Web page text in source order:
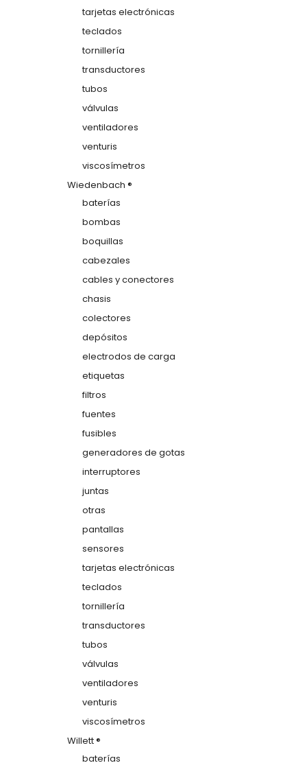
tarjetas electrónicas
teclados
tornillería
transductores
tubos
válvulas
ventiladores
venturis
viscosímetros
Wiedenbach ®
baterías
bombas
boquillas
cabezales
cables y conectores
chasis
colectores
depósitos
electrodos de carga
etiquetas
filtros
fuentes
fusibles
generadores de gotas
interruptores
juntas
otras
pantallas
sensores
tarjetas electrónicas
teclados
tornillería
transductores
tubos
válvulas
ventiladores
venturis
viscosímetros
Willett ®
baterías